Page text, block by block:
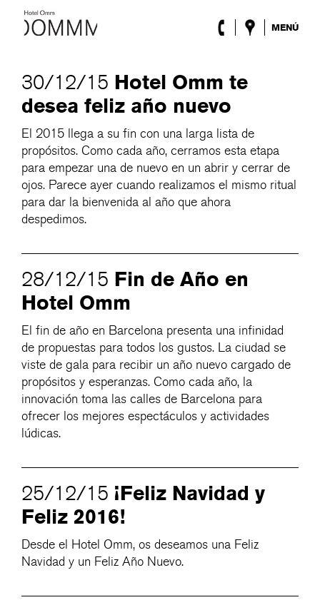
MENÚ
Roca Barcelona
Spa
Lobby & Club
Eventos
Promociones
Blog
ENG / ESP / DEU
30/12/15 Hotel Omm te
desea feliz año nuevo
El 2015 llega a su fin con una larga lista de
propósitos. Como cada año, cerramos esta etapa
para empezar una de nuevo en un abrir y cerrar de
ojos. Parece ayer cuando realizamos el mismo ritual
para dar la bienvenida al año que ahora
despedimos.
28/12/15 Fin de Año en
Hotel Omm
El fin de año en Barcelona presenta una infinidad
de propuestas para todos los gustos. La ciudad se
viste de gala para recibir un año nuevo cargado de
propósitos y esperanzas. Como cada año, la
innovación toma las calles de Barcelona para
ofrecer los mejores espectáculos y actividades
lúdicas.
25/12/15 ¡Feliz Navidad y
Feliz 2016!
Desde el Hotel Omm, os deseamos una Feliz
Navidad y un Feliz Año Nuevo.